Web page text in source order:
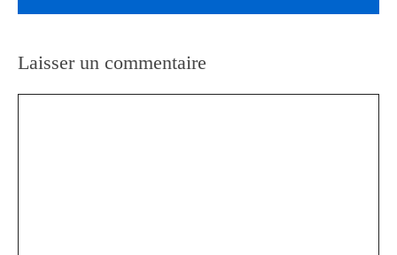
Laisser un commentaire